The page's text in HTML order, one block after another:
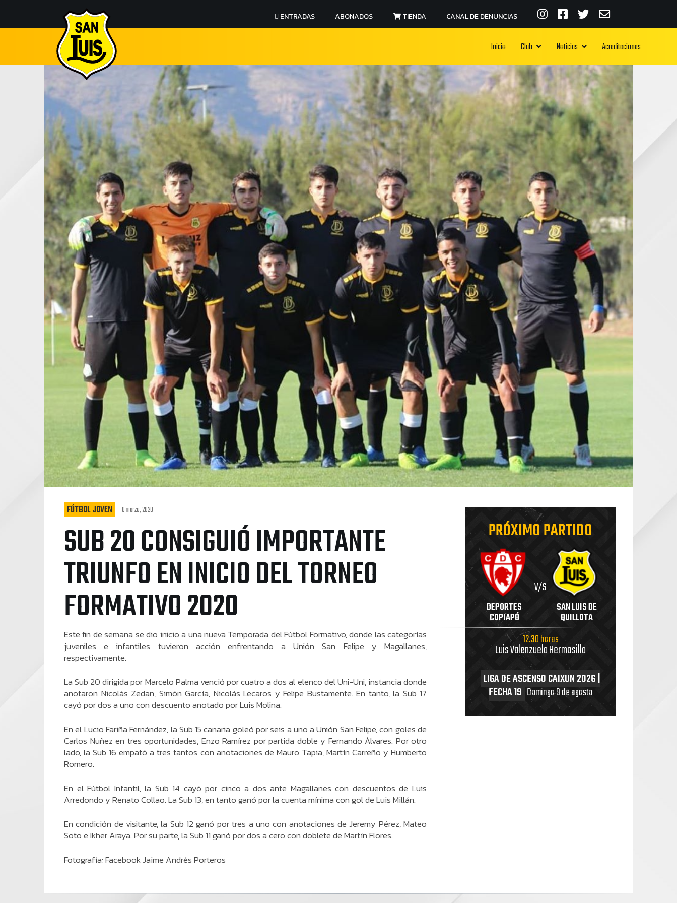
ENTRADAS ABONADOS TIENDA CANAL DE DENUNCIAS
Inicio Club Noticias Acreditaciones
FÚTBOL JOVEN 10 marzo, 2020
SUB 20 CONSIGUIÓ IMPORTANTE
TRIUNFO EN INICIO DEL TORNEO
FORMATIVO 2020
Este fin de semana se dio inicio a una nueva Temporada del Fútbol Formativo, donde las categorías
juveniles e infantiles tuvieron acción enfrentando a Unión San Felipe y Magallanes,
respectivamente.
La Sub 20 dirigida por Marcelo Palma venció por cuatro a dos al elenco del Uni-Uni, instancia donde
anotaron Nicolás Zedan, Simón García, Nicolás Lecaros y Felipe Bustamente. En tanto, la Sub 17
cayó por dos a uno con descuento anotado por Luis Molina.
En el Lucio Fariña Fernández, la Sub 15 canaria goleó por seis a uno a Unión San Felipe, con goles de
Carlos Nuñez en tres oportunidades, Enzo Ramírez por partida doble y Fernando Álvares. Por otro
lado, la Sub 16 empató a tres tantos con anotaciones de Mauro Tapia, Martín Carreño y Humberto
Romero.
En el Fútbol Infantil, la Sub 14 cayó por cinco a dos ante Magallanes con descuentos de Luis
Arredondo y Renato Collao. La Sub 13, en tanto ganó por la cuenta mínima con gol de Luis Millán.
En condición de visitante, la Sub 12 ganó por tres a uno con anotaciones de Jeremy Pérez, Mateo
Soto e Ikher Araya. Por su parte, la Sub 11 ganó por dos a cero con doblete de Martín Flores.
Fotografía: Facebook Jaime Andrés Porteros
PRÓXIMO PARTIDO
DEPORTES
COPIAPÓ
V/S
SAN LUIS DE
QUILLOTA
12.30 horas
Luis Valenzuela Hermosilla
LIGA DE ASCENSO CAIXUN 2026 |
FECHA 19 Domingo 9 de agosto